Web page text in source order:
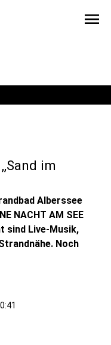
menu
im
Alberssee
NACHT AM SEE
sind Live-Musik,
Noch